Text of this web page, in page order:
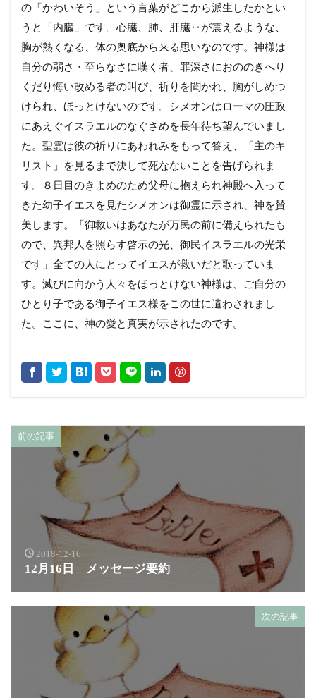
の「かわいそう」という言葉がどこから派生したかとい
うと「内臓」です。心臓、肺、肝臓‥が震えるような、
胸が熱くなる、体の奥底から来る思いなのです。神様は
自分の弱さ・至らなさに嘆く者、罪深さにおののきへり
くだり悔い改める者の叫び、祈りを聞かれ、胸がしめつ
けられ、ほっとけないのです。シメオンはローマの圧政
にあえぐイスラエルのなぐさめを長年待ち望んでいまし
た。聖霊は彼の祈りにあわれみをもって答え、「主のキ
リスト」を見るまで決して死なないことを告げられま
す。８日目のきよめのため父母に抱えられ神殿へ入って
きた幼子イエスを見たシメオンは御霊に示され、神を賛
美します。「御救いはあなたが万民の前に備えられたも
ので、異邦人を照らす啓示の光、御民イスラエルの光栄
です」全ての人にとってイエスが救いだと歌っていま
す。滅びに向かう人々をほっとけない神様は、ご自分の
ひとり子である御子イエス様をこの世に遣わされまし
た。ここに、神の愛と真実が示されたのです。
前の記事
2018-12-16
12月16日 メッセージ要約
次の記事